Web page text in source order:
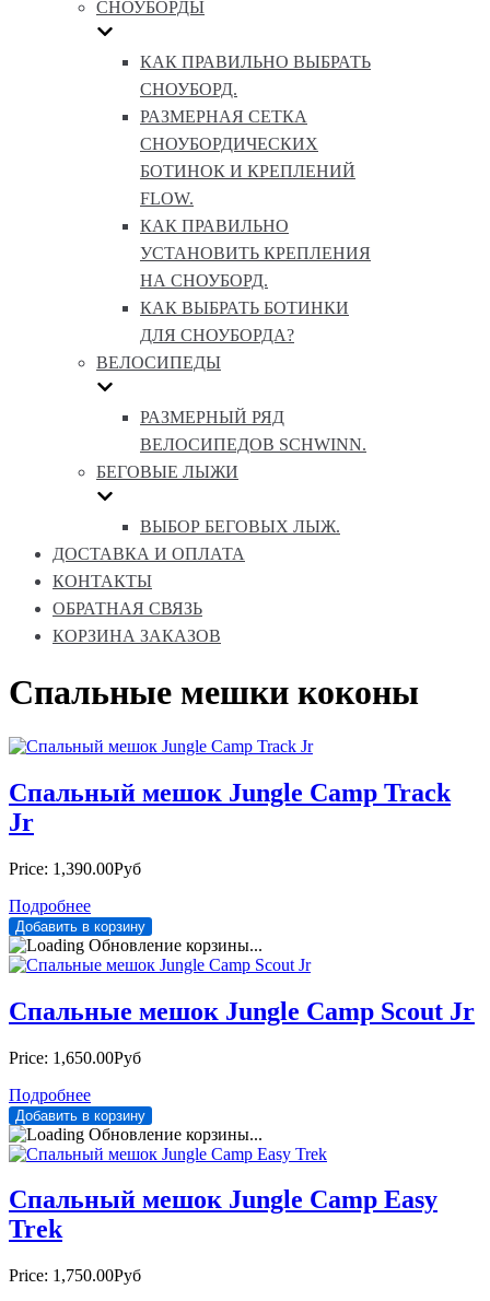
СНОУБОРДЫ
КАК ПРАВИЛЬНО ВЫБРАТЬ
СНОУБОРД.
РАЗМЕРНАЯ СЕТКА
СНОУБОРДИЧЕСКИХ
БОТИНОК И КРЕПЛЕНИЙ
FLOW.
КАК ПРАВИЛЬНО
УСТАНОВИТЬ КРЕПЛЕНИЯ
НА СНОУБОРД.
КАК ВЫБРАТЬ БОТИНКИ
ДЛЯ СНОУБОРДА?
ВЕЛОСИПЕДЫ
РАЗМЕРНЫЙ РЯД
ВЕЛОСИПЕДОВ SCHWINN.
БЕГОВЫЕ ЛЫЖИ
ВЫБОР БЕГОВЫХ ЛЫЖ.
ДОСТАВКА И ОПЛАТА
КОНТАКТЫ
ОБРАТНАЯ СВЯЗЬ
КОРЗИНА ЗАКАЗОВ
Спальные мешки коконы
Спальный мешок Jungle Camp Track
Jr
Price: 1,390.00Руб
Подробнее
Обновление корзины...
Спальные мешок Jungle Camp Scout Jr
Price: 1,650.00Руб
Подробнее
Обновление корзины...
Спальный мешок Jungle Camp Easy
Trek
Price: 1,750.00Руб